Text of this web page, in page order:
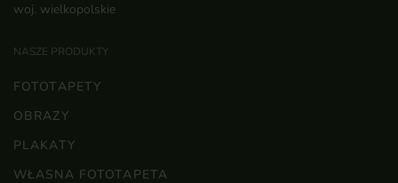
woj. wielkopolskie
NASZE PRODUKTY
FOTOTAPETY
OBRAZY
PLAKATY
WŁASNA FOTOTAPETA